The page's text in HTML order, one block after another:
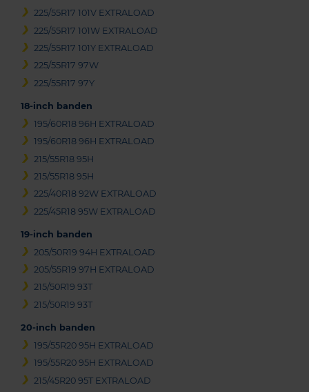
225/55R17 101V EXTRALOAD
225/55R17 101W EXTRALOAD
225/55R17 101Y EXTRALOAD
225/55R17 97W
225/55R17 97Y
18-inch banden
195/60R18 96H EXTRALOAD
195/60R18 96H EXTRALOAD
215/55R18 95H
215/55R18 95H
225/40R18 92W EXTRALOAD
225/45R18 95W EXTRALOAD
19-inch banden
205/50R19 94H EXTRALOAD
205/55R19 97H EXTRALOAD
215/50R19 93T
215/50R19 93T
20-inch banden
195/55R20 95H EXTRALOAD
195/55R20 95H EXTRALOAD
215/45R20 95T EXTRALOAD